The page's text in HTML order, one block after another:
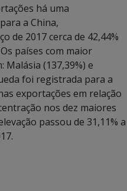
há uma
a China,
de 2017 cerca de 42,44%
países com maior
(137,39%) e
foi registrada para a
exportações em relação
nos dez maiores
passou de 31,11% a